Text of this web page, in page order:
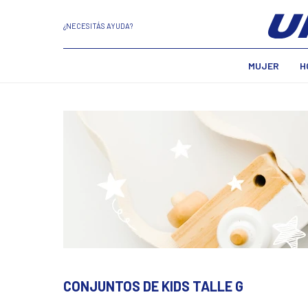
MUJER
¿NECESITÁS AYUDA?
CONJUNTOS DE KIDS TALLE G